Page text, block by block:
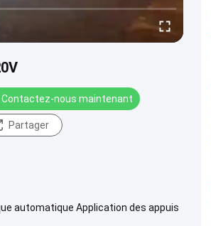
Contactez-nous maintenant
Partager
automatique Application des appuis